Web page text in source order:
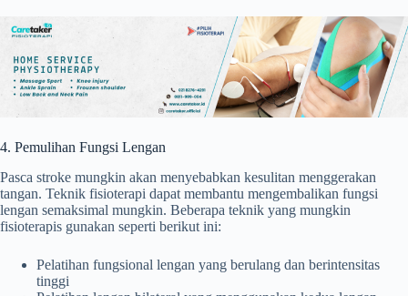
4. Pemulihan Fungsi Lengan
Pasca stroke mungkin akan menyebabkan kesulitan menggerakan
tangan. Teknik fisioterapi dapat membantu mengembalikan fungsi
lengan semaksimal mungkin. Beberapa teknik yang mungkin
fisioterapis gunakan seperti berikut ini:
Pelatihan fungsional lengan yang berulang dan berintensitas
tinggi